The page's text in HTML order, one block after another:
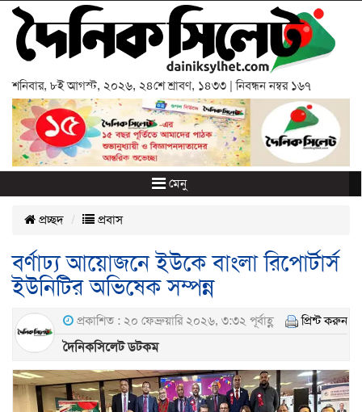
শনিবার, ৮ই আগস্ট, ২০২৬, ২৪শে শ্রাবণ, ১৪৩৩ | নিবন্ধন নম্বর ১৬৭
মেনু
প্রচ্ছদ প্রবাস
বর্ণাঢ্য আয়োজনে ইউকে বাংলা রিপোর্টার্স
ইউনিটির অভিষেক সম্পন্ন
প্রকাশিত : ২০ ফেব্রুয়ারি ২০২৬, ৩:৩২ পূর্বাহ্ণ প্রিন্ট করুন
দৈনিকসিলেট ডটকম